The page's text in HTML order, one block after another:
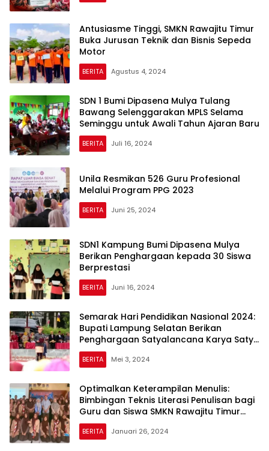
Antusiasme Tinggi, SMKN Rawajitu Timur
Buka Jurusan Teknik dan Bisnis Sepeda
Motor
BERITA Agustus 4, 2024
SDN 1 Bumi Dipasena Mulya Tulang
Bawang Selenggarakan MPLS Selama
Seminggu untuk Awali Tahun Ajaran Baru
BERITA Juli 16, 2024
Unila Resmikan 526 Guru Profesional
Melalui Program PPG 2023
BERITA Juni 25, 2024
SDN1 Kampung Bumi Dipasena Mulya
Berikan Penghargaan kepada 30 Siswa
Berprestasi
BERITA Juni 16, 2024
Semarak Hari Pendidikan Nasional 2024:
Bupati Lampung Selatan Berikan
Penghargaan Satyalancana Karya Satya
kepada Para Guru
BERITA Mei 3, 2024
Optimalkan Keterampilan Menulis:
Bimbingan Teknis Literasi Penulisan bagi
Guru dan Siswa SMKN Rawajitu Timur
Tulang Bawang
BERITA Januari 26, 2024